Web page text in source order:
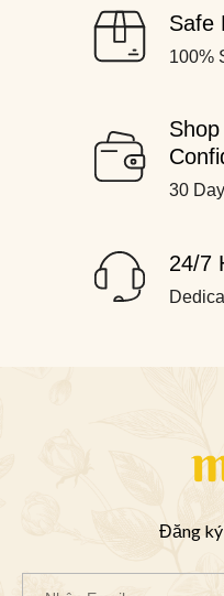
Safe
100%
30
24/7
Đăng ký